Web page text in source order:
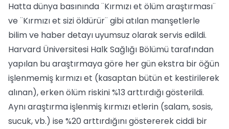
Hatta dünya basınında ¨Kırmızı et ölüm araştırması¨
ve ¨Kırmızı et sizi öldürür¨ gibi atılan manşetlerle
bilim ve haber detayı uyumsuz olarak servis edildi.
Harvard Üniversitesi Halk Sağlığı Bölümü tarafından
yapılan bu araştırmaya göre her gün ekstra bir öğün
işlenmemiş kırmızı et (kasaptan bütün et kestirilerek
alınan), erken ölüm riskini %13 arttırdığı gösterildi.
Aynı araştırma işlenmiş kırmızı etlerin (salam, sosis,
sucuk, vb.) ise %20 arttırdığını göstererek ciddi bir